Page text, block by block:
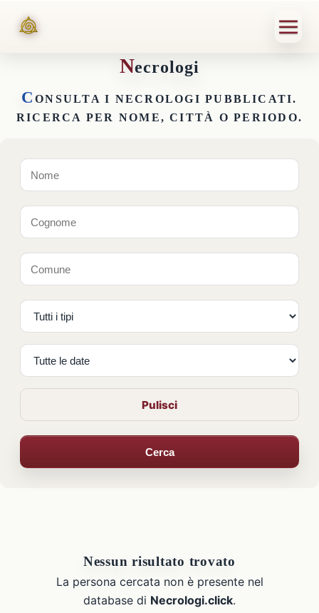
Necrologi
C ONSULTA I NECROLOGI PUBBLICATI.
RICERCA PER NOME, CITTÀ O PERIODO.
Pulisci
Cerca
Nessun risultato trovato
La persona cercata non è presente nel
database di Necrologi.click.